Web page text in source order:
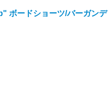
ボードショーツ/バーガンデ